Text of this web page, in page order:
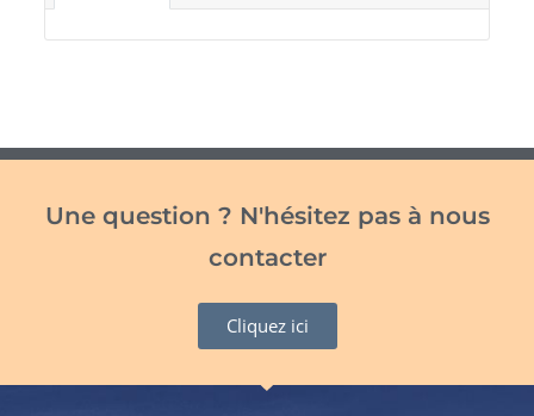
Une question ? N'hésitez pas à nous
contacter
Cliquez ici